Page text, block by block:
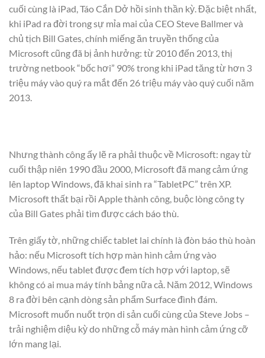
cuối cùng là iPad, Táo Cắn Dở hồi sinh thần kỳ. Đặc biệt nhất,
khi iPad ra đời trong sự mỉa mai của CEO Steve Ballmer và
chủ tịch Bill Gates, chính miếng ăn truyền thống của
Microsoft cũng đã bị ảnh hưởng: từ 2010 đến 2013, thị
trường netbook “bốc hơi” 90% trong khi iPad tăng từ hơn 3
triệu máy vào quý ra mắt đến 26 triệu máy vào quý cuối năm
2013.
Nhưng thành công ấy lẽ ra phải thuộc về Microsoft: ngay từ
cuối thập niên 1990 đầu 2000, Microsoft đã mang cảm ứng
lên laptop Windows, đã khai sinh ra “TabletPC” trên XP.
Microsoft thất bại rồi Apple thành công, buộc lòng công ty
của Bill Gates phải tìm được cách báo thù.
Trên giấy tờ, những chiếc tablet lai chính là đòn báo thù hoàn
hảo: nếu Microsoft tích hợp màn hình cảm ứng vào
Windows, nếu tablet được đem tích hợp với laptop, sẽ
không có ai mua máy tính bảng nữa cả. Năm 2012, Windows
8 ra đời bên cạnh dòng sản phẩm Surface đình đám.
Microsoft muốn nuốt trọn di sản cuối cùng của Steve Jobs –
trải nghiệm diệu kỳ do những cỗ máy màn hình cảm ứng cỡ
lớn mang lại.